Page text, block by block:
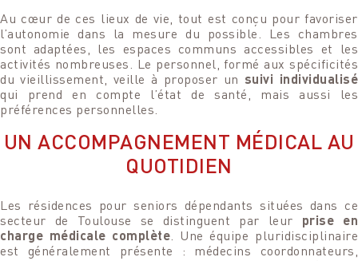
Au cœur de ces lieux de vie, tout est conçu pour favoriser
l’autonomie dans la mesure du possible. Les chambres
sont adaptées, les espaces communs accessibles et les
activités nombreuses. Le personnel, formé aux spécificités
du vieillissement, veille à proposer un suivi individualisé
qui prend en compte l’état de santé, mais aussi les
préférences personnelles.
UN ACCOMPAGNEMENT MÉDICAL AU
QUOTIDIEN
Les résidences pour seniors dépendants situées dans ce
secteur de Toulouse se distinguent par leur prise en
charge médicale complète . Une équipe pluridisciplinaire
est généralement présente : médecins coordonnateurs,